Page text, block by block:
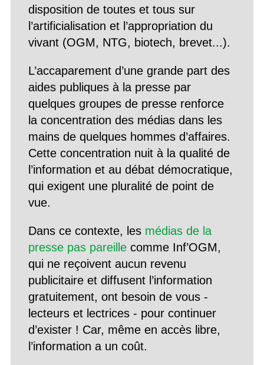
disposition de toutes et tous sur
l’artificialisation et l’appropriation du
vivant (OGM, NTG, biotech, brevet...).
L’accaparement d’une grande part des
aides publiques à la presse par
quelques groupes de presse renforce
la concentration des médias dans les
mains de quelques hommes d’affaires.
Cette concentration nuit à la qualité de
l’information et au débat démocratique,
qui exigent une pluralité de point de
vue.
Dans ce contexte, les médias de la
presse pas pareillecomme Inf’OGM,
qui ne reçoivent aucun revenu
publicitaire et diffusent l’information
gratuitement, ont besoin de vous -
lecteurs et lectrices - pour continuer
d’exister ! Car, même en accès libre,
l’information a un coût.